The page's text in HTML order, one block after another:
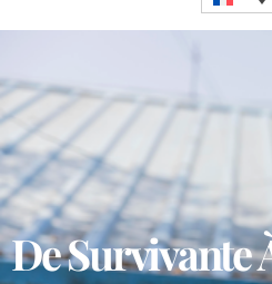
De Survivante